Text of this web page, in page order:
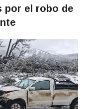
por el robo de